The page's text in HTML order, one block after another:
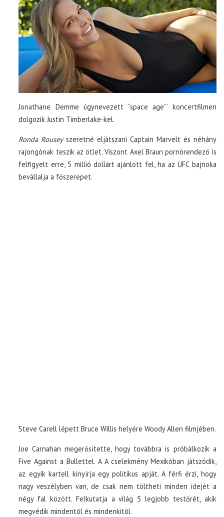
TOP10
KULISSZA
CIKK
PÓLÓ RENDELÉS
Jonathane Demme úgynevezett “space age”‘ koncertfilmen
dolgozik Justin Timberlake-kel.
Ronda Rouseyszeretné eljátszani Captain Marvelt és néhány
rajongónak teszik az ötlet. Viszont Axel Braun pornórendező is
felfigyelt erre, 5 millió dollárt ajánlott fel, ha az UFC bajnoka
bevállalja a főszerepet.
Steve Carell lépett Bruce Willis helyére Woody Allen filmjében.
Joe Carnahan megerősítette, hogy továbbra is próbálkozik a
Five Against a Bullettel. A A cselekmény Mexikóban játszódik,
az egyik kartell kinyírja egy politikus apját. A férfi érzi, hogy
nagy veszélyben van, de csak nem töltheti minden idejét a
négy fal között. Felkutatja a világ 5 legjobb testőrét, akik
megvédik mindentől és mindenkitől.